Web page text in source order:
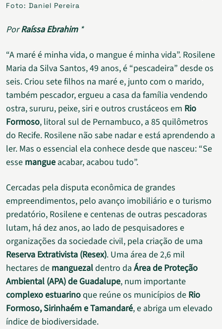
Foto: Daniel Pereira
PorRaíssa Ebrahim*
“A maré é minha vida, o mangue é minha vida”. Rosilene
Maria da Silva Santos, 49 anos, é “pescadeira” desde os
seis. Criou sete filhos na maré e, junto com o marido,
também pescador, ergueu a casa da família vendendo
ostra, sururu, peixe, siri e outros crustáceos em Rio
Formoso, litoral sul de Pernambuco, a 85 quilômetros
do Recife. Rosilene não sabe nadar e está aprendendo a
ler. Mas o essencial ela conhece desde que nasceu: “Se
esse mangue acabar, acabou tudo”.
Cercadas pela disputa econômica de grandes
empreendimentos, pelo avanço imobiliário e o turismo
predatório, Rosilene e centenas de outras pescadoras
lutam, há dez anos, ao lado de pesquisadores e
organizações da sociedade civil, pela criação de uma
Reserva Extrativista (Resex). Uma área de 2,6 mil
hectares de manguezaldentro da Área de Proteção
Ambiental (APA) de Guadalupe, num importante
complexo estuarinoque reúne os municípios de Rio
Formoso, Sirinhaém e Tamandaré, e abriga um elevado
índice de biodiversidade.